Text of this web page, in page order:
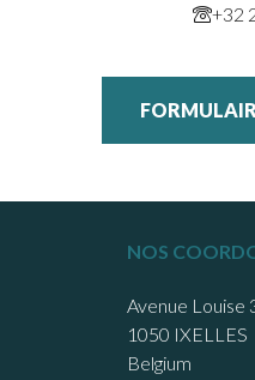
+32
NOS
Avenue Louise
1050 IXELLES
Belgium